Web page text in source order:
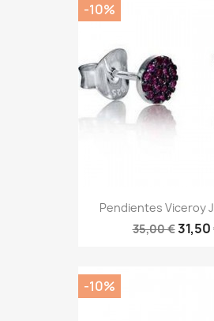
Pendientes Viceroy
35,00 €31,50
-10%
-10%